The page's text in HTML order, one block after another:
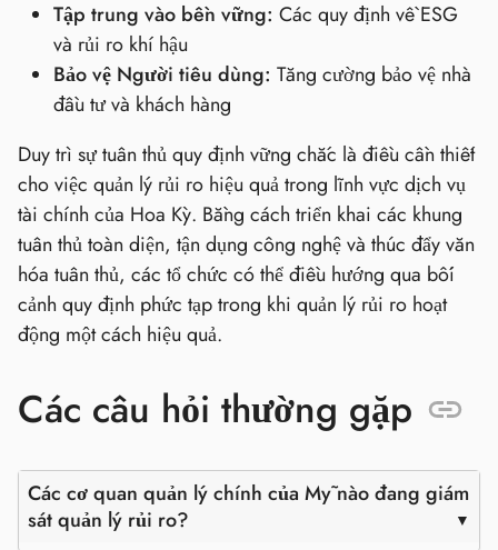
Tập trung vào bền vững: Các quy định về ESG
và rủi ro khí hậu
Bảo vệ Người tiêu dùng: Tăng cường bảo vệ nhà
đầu tư và khách hàng
Duy trì sự tuân thủ quy định vững chắc là điều cần thiết
cho việc quản lý rủi ro hiệu quả trong lĩnh vực dịch vụ
tài chính của Hoa Kỳ. Bằng cách triển khai các khung
tuân thủ toàn diện, tận dụng công nghệ và thúc đẩy văn
hóa tuân thủ, các tổ chức có thể điều hướng qua bối
cảnh quy định phức tạp trong khi quản lý rủi ro hoạt
động một cách hiệu quả.
Các câu hỏi thường gặp
Các cơ quan quản lý chính của Mỹ nào đang giám
sát quản lý rủi ro?